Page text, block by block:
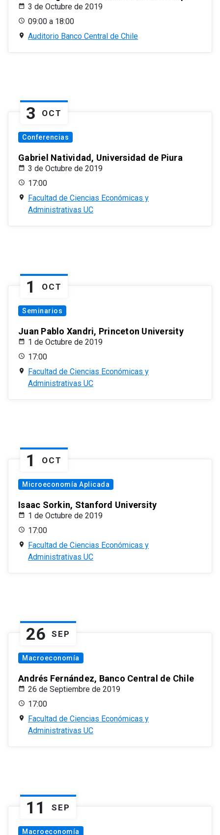
3 de Octubre de 2019
09:00 a 18:00
Auditorio Banco Central de Chile
3 OCT
Conferencias
Gabriel Natividad, Universidad de Piura
3 de Octubre de 2019
17:00
Facultad de Ciencias Económicas y
Administrativas UC
1 OCT
Seminarios
Juan Pablo Xandri, Princeton University
1 de Octubre de 2019
17:00
Facultad de Ciencias Económicas y
Administrativas UC
1 OCT
Microeconomía Aplicada
Isaac Sorkin, Stanford University
1 de Octubre de 2019
17:00
Facultad de Ciencias Económicas y
Administrativas UC
26 SEP
Macroeconomía
Andrés Fernández, Banco Central de Chile
26 de Septiembre de 2019
17:00
Facultad de Ciencias Económicas y
Administrativas UC
11 SEP
Macroeconomía